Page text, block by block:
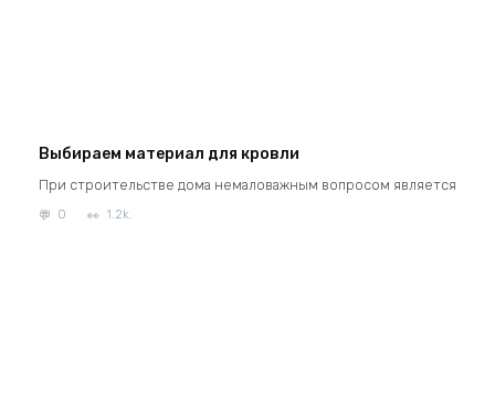
Выбираем материал для кровли
При строительстве дома немаловажным вопросом является
0 1.2k.